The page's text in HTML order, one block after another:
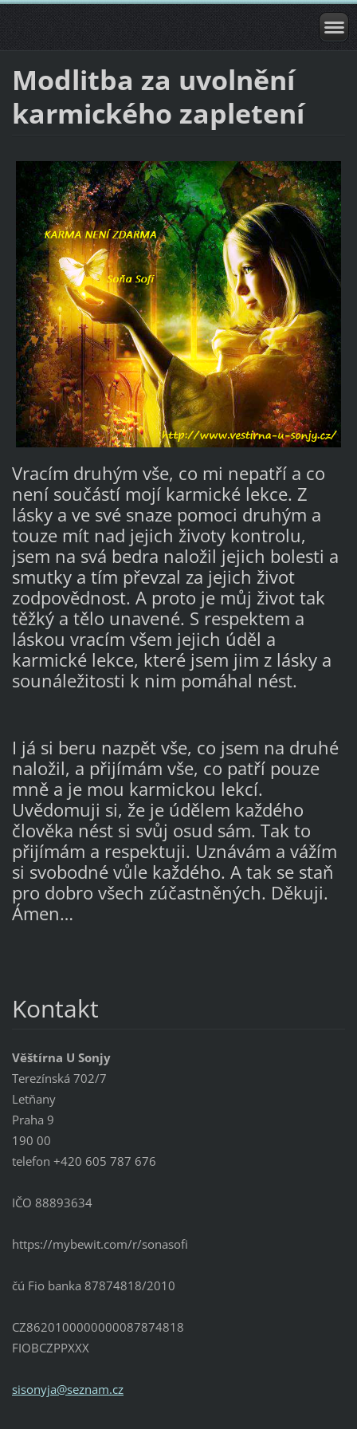
Modlitba za uvolnění
karmického zapletení
Vracím druhým vše, co mi nepatří a co
není součástí mojí karmické lekce. Z
lásky a ve své snaze pomoci druhým a
touze mít nad jejich životy kontrolu,
jsem na svá bedra naložil jejich bolesti a
smutky a tím převzal za jejich život
zodpovědnost. A proto je můj život tak
těžký a tělo unavené. S respektem a
láskou vracím všem jejich úděl a
karmické lekce, které jsem jim z lásky a
sounáležitosti k nim pomáhal nést.
I já si beru nazpět vše, co jsem na druhé
naložil, a přijímám vše, co patří pouze
mně a je mou karmickou lekcí.
Uvědomuji si, že je údělem každého
člověka nést si svůj osud sám. Tak to
přijímám a respektuji. Uznávám a vážím
si svobodné vůle každého. A tak se staň
pro dobro všech zúčastněných. Děkuji.
Ámen…
Kontakt
Věštírna U Sonjy
Terezínská 702/7
Letňany
Praha 9
190 00
telefon +420 605 787 676
IČO 88893634
https://mybewit.com/r/sonasofi
čú Fio banka 87874818/2010
CZ8620100000000087874818
FIOBCZPPXXX
sisonyja@seznam.cz